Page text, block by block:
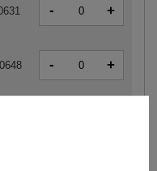
- +
- +
CENĘ